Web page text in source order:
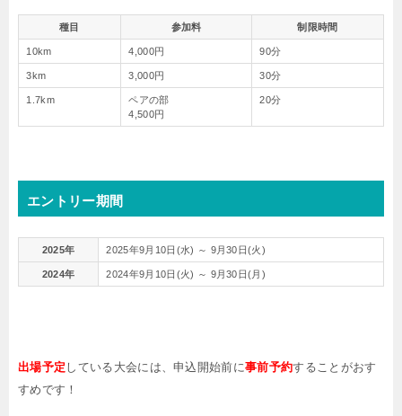
種目 参加料 制限時間
10km 4,000円 90分
3km 3,000円 30分
1.7km
ペアの部
4,500円
20分
エントリー期間
2025年 2025年9月10日(水) ～ 9月30日(火)
2024年 2024年9月10日(火) ～ 9月30日(月)
出場予定 している大会には、申込開始前に事前予約することがおす
すめです！